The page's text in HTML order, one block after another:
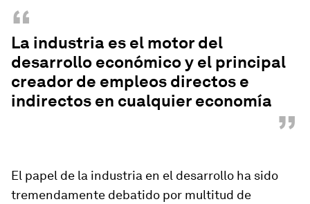
“
La industria es el motor del
desarrollo económico y el principal
creador de empleos directos e
indirectos en cualquier economía
”
El papel de la industria en el desarrollo ha sido
tremendamente debatido por multitud de